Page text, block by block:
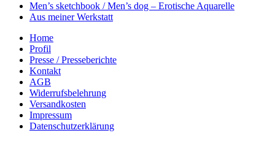
Men’s sketchbook / Men’s dog – Erotische Aquarelle
Aus meiner Werkstatt
Home
Profil
Presse / Presseberichte
Kontakt
AGB
Widerrufsbelehrung
Versandkosten
Impressum
Datenschutzerklärung